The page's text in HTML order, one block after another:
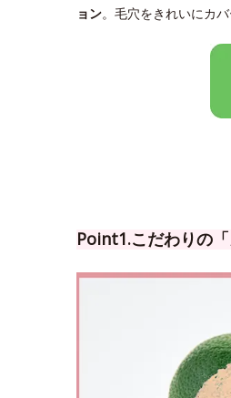
ョン。毛穴をきれいにカ
Point1.こだわりの